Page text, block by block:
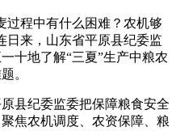
程中有什么困难？农机够
日来，山东省平原县纪委监
十地了解“三夏”生产中粮农
。
纪委监委把保障粮食安全
焦农机调度、农资保障、粮